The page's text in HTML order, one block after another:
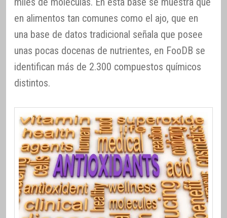
en alimentos tan comunes como el ajo, que en
una base de datos tradicional señala que posee
unas pocas docenas de nutrientes, en FooDB se
identifican más de 2.300 compuestos químicos
distintos.